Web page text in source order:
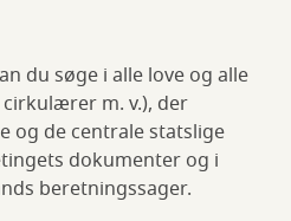
du søge i alle love og alle
m. v.), der
og de centrale statslige
dokumenter og i
beretningssager.